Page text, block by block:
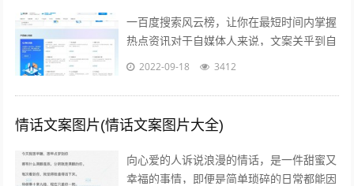
一百度搜索风云榜，让你在最短时间内掌握
热点资讯对于自媒体人来说，文案关乎到自
己的流量问题而自己的写作方向和文案编辑
2022-09-18 3412
情话文案图片(情话文案图片大全)
向心爱的人诉说浪漫的情话，是一件甜蜜又
幸福的事情，即便是简单琐碎的日常都能因